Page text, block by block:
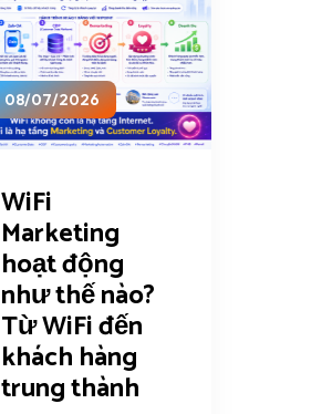
08/07/2026
WiFi
Marketing
hoạt động
như thế nào?
Từ WiFi đến
khách hàng
trung thành